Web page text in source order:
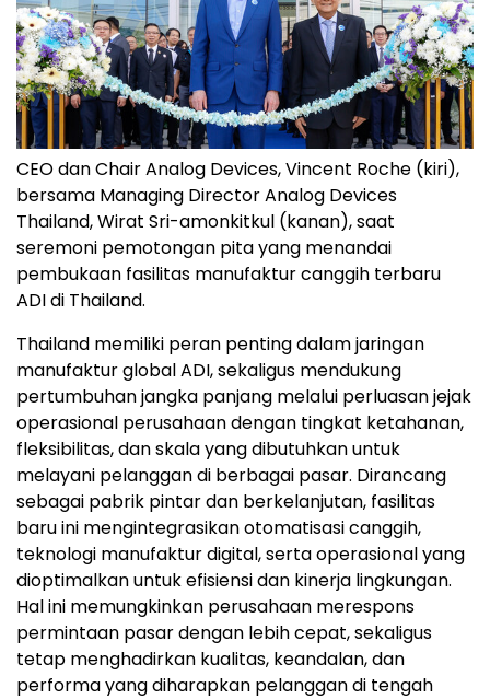
CEO dan Chair Analog Devices, Vincent Roche (kiri),
bersama Managing Director Analog Devices
Thailand, Wirat Sri-amonkitkul (kanan), saat
seremoni pemotongan pita yang menandai
pembukaan fasilitas manufaktur canggih terbaru
ADI di Thailand.
Thailand memiliki peran penting dalam jaringan
manufaktur global ADI, sekaligus mendukung
pertumbuhan jangka panjang melalui perluasan jejak
operasional perusahaan dengan tingkat ketahanan,
fleksibilitas, dan skala yang dibutuhkan untuk
melayani pelanggan di berbagai pasar. Dirancang
sebagai pabrik pintar dan berkelanjutan, fasilitas
baru ini mengintegrasikan otomatisasi canggih,
teknologi manufaktur digital, serta operasional yang
dioptimalkan untuk efisiensi dan kinerja lingkungan.
Hal ini memungkinkan perusahaan merespons
permintaan pasar dengan lebih cepat, sekaligus
tetap menghadirkan kualitas, keandalan, dan
performa yang diharapkan pelanggan di tengah